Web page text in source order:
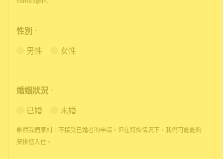
性別 *
男性 女性
婚姻狀況 *
已婚 未婚
雖然我們原則上不接受已婚者的申請，但在特殊情況下，我們可能能夠
安排您入住。